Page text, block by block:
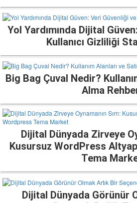
Yol Yardımında Dijital
Kullanıcı Gizliliği
Big Bag Çuval Nedir?
Alma
Dijital Dünyada Zirveye
Kusursuz WordPress
Tema
Dijital Dünyada Görünür